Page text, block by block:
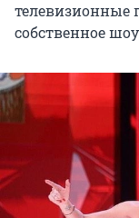
собственное